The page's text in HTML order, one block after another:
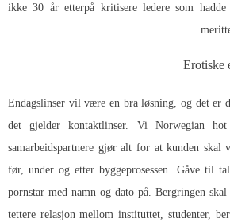
ikke 30 år etterpå kritisere ledere som hadde
Erotiske
Endagslinser vil være en bra løsning, og det er
det gjelder kontaktlinser. Vi Norwegian
samarbeidspartnere gjør alt for at kunden skal
før, under og etter byggeprosessen. Gåve til
pornstar med namn og dato på. Bergringen
tettere relasjon mellom instituttet, studenter,